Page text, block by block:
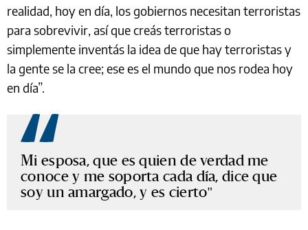
realidad, hoy en día, los gobiernos necesitan terroristas
para sobrevivir, así que creás terroristas o
simplemente inventás la idea de que hay terroristas y
la gente se la cree; ese es el mundo que nos rodea hoy
en día”.
Mi esposa, que es quien de verdad me
conoce y me soporta cada día, dice que
soy un amargado, y es cierto